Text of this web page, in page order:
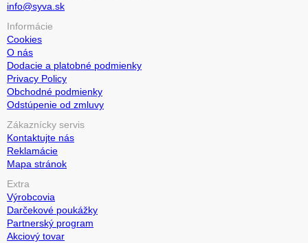
info@syva.sk
Informácie
Cookies
O nás
Dodacie a platobné podmienky
Privacy Policy
Obchodné podmienky
Odstúpenie od zmluvy
Zákaznícky servis
Kontaktujte nás
Reklamácie
Mapa stránok
Extra
Výrobcovia
Darčekové poukážky
Partnerský program
Akciový tovar